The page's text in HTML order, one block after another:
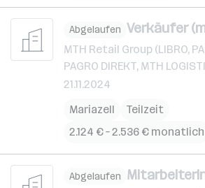
Abgelaufen Verkäufer
MTH Retail Group (LIBRO,
PAGRO DIREKT, MTH
21.11.2024
Mariazell
Teilzeit
2.124 € – 2.536 € monatlich
Abgelaufen